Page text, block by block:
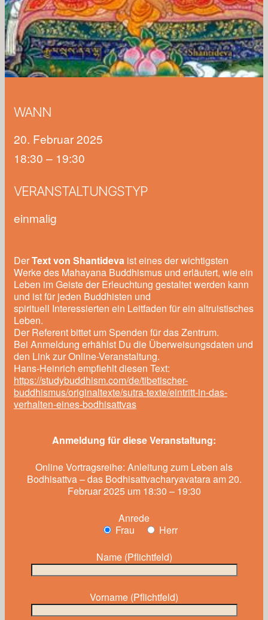
WANN
20. Februar 2025
18:30 – 19:30
VERANSTALTUNGSTYP
einmalig
DerText von Shantideva ist eines der wichtigsten
Werke des Mahayana Buddhismus und erläutert, wie ein
Leben im Geiste der Erleuchtung gestaltet werden kann
und ist für jeden Buddhisten und
spirituell Interessierten ein Leitfaden für ein altruistisches
Leben.
Der Referent bittet um Spenden für das Zentrum.
Bei Anmeldung erhählst Du die Überweisungsdaten und
den Link zur Online-Veranstaltung.
Hans-Heinrich empfiehlt diesen Text:
https://studybuddhism.com/de/tibetischer-
buddhismus/originaltexte/sutra-texte/eintritt-in-das-
verhalten-eines-bodhisattvas
Anmeldung für diese Veranstaltung:
Online Vortragsreihe: Anleitung zum Leben als
Bodhisattva – das Bodhisattvacharyavatara am 20.
Februar 2025 um 18:30 – 19:30
Anrede
Frau
Herr
Name (Pflichtfeld)
Vorname (Pflichtfeld)